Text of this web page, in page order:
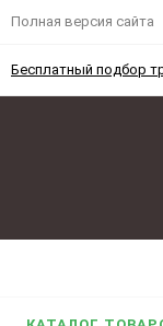
Полная версия сайта
Бесплатный подбор